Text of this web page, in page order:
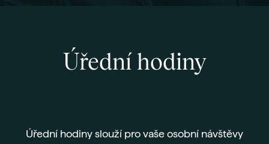
Úřední hodiny
Úřední hodiny slouží pro vaše osobní návštěvy